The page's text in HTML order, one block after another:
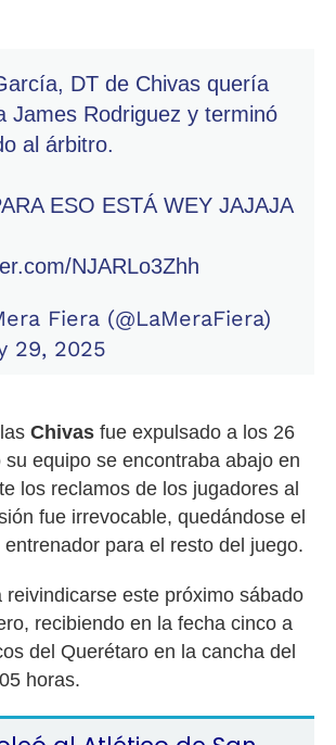
DT de Chivas quería
James Rodriguez y terminó
al árbitro.
ESO ESTÁ WEY JAJAJA
NJARLo3Zhh
Fiera (@LaMeraFiera)
29, 2025
Chivas fue expulsado a los 26
su equipo se encontraba abajo en
los reclamos de los jugadores al
fue irrevocable, quedándose el
para el resto del juego.
reivindicarse este próximo sábado
recibiendo en la fecha cinco a
del Querétaro en la cancha del
horas.